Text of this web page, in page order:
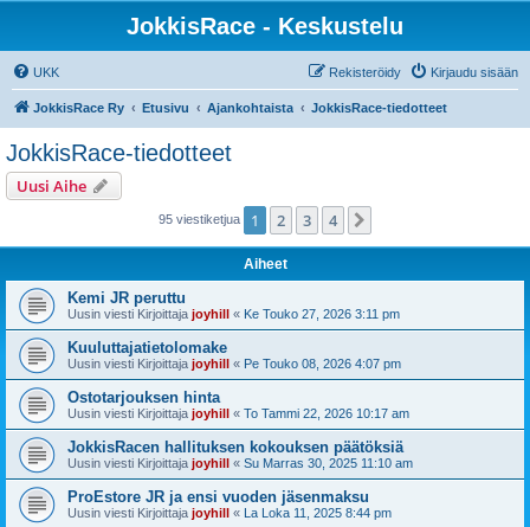
JokkisRace - Keskustelu
UKK Kirjaudu sisään
Rekisteröidy
JokkisRace Ry Etusivu Ajankohtaista JokkisRace-tiedotteet
JokkisRace-tiedotteet
Uusi Aihe
95 viestiketjua 1 2 3 4
Aiheet
Kemi JR peruttu
Uusin viesti Kirjoittaja joyhill « Ke Touko 27, 2026 3:11 pm
Kuuluttajatietolomake
Uusin viesti Kirjoittaja joyhill « Pe Touko 08, 2026 4:07 pm
Ostotarjouksen hinta
Uusin viesti Kirjoittaja joyhill « To Tammi 22, 2026 10:17 am
JokkisRacen hallituksen kokouksen päätöksiä
Uusin viesti Kirjoittaja joyhill « Su Marras 30, 2025 11:10 am
ProEstore JR ja ensi vuoden jäsenmaksu
Uusin viesti Kirjoittaja joyhill « La Loka 11, 2025 8:44 pm